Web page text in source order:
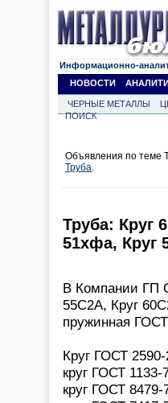
Информационно-
НОВОСТИ
ЧЕРНЫЕ МЕТАЛЛЫ
ПОИСК
Объявления по теме
Труба.
Труба: Круг
51хфа, Круг
В Компании ГП
55С2А, Круг
пружинная
Круг ГОСТ
круг ГОСТ
круг ГОСТ